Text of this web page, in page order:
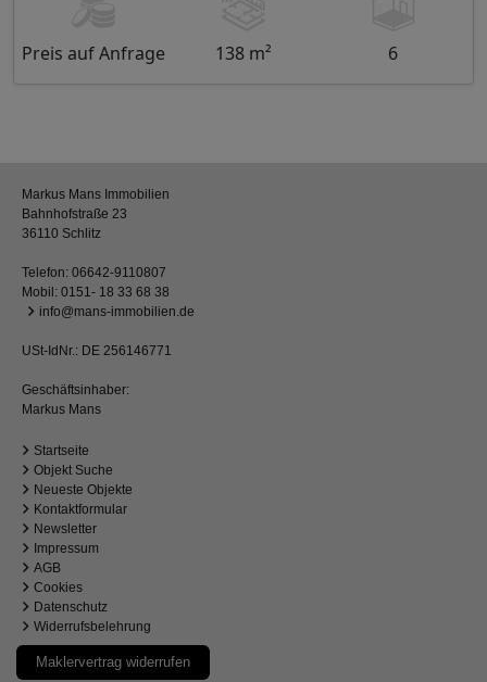
Preis auf Anfrage 138 m² 6
Markus Mans Immobilien
Bahnhofstraße 23
36110 Schlitz
Telefon: 06642-9110807
Mobil: 0151- 18 33 68 38
info@mans-immobilien.de
USt-IdNr.: DE 256146771
Geschäftsinhaber:
Markus Mans
Startseite
Objekt Suche
Neueste Objekte
Kontaktformular
Newsletter
Impressum
AGB
Cookies
Datenschutz
Widerrufsbelehrung
Maklervertrag widerrufen